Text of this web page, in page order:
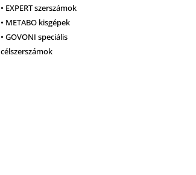
• EXPERT szerszámok
• METABO kisgépek
• GOVONI speciális
célszerszámok